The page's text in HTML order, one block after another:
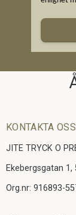
KONTAKTA OSS
JITE TRYCK O
Ekebergsgatan
Org.nr: 916893-